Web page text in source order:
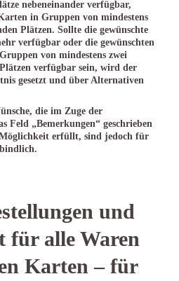
nebeneinander verfügbar,
in Gruppen von mindestens
Plätzen. Sollte die gewünschte
verfügbar oder die gewünschten
von mindestens zwei
verfügbar sein, wird der
gesetzt und über Alternativen
die im Zuge der
Feld „Bemerkungen“ geschrieben
erfüllt, sind jedoch für
und
für alle Waren
Karten – für